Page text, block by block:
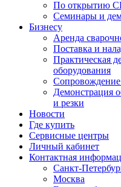
По открытию
Семинары и
Бизнесу
Аренда
Поставка и
Практическая
оборудования
Демонстрация
и резки
Новости
Где купить
Сервисные центры
Личный кабинет
Контактная
Санкт-
Москва